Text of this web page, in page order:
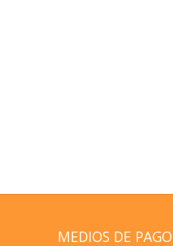
MEDIOS DE PAGO